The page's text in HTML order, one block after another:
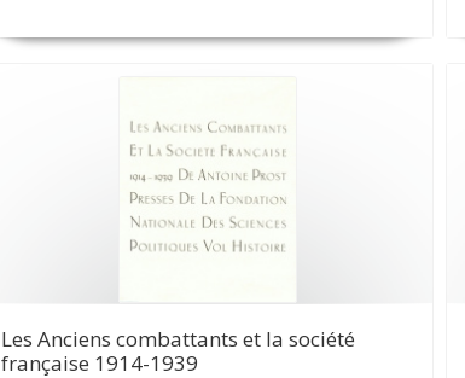
Les Anciens combattants et la société
française 1914-1939